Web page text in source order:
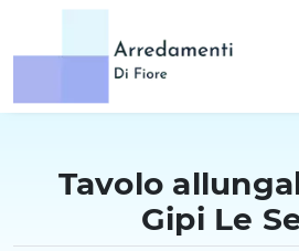
Tavolo
Gipi Le